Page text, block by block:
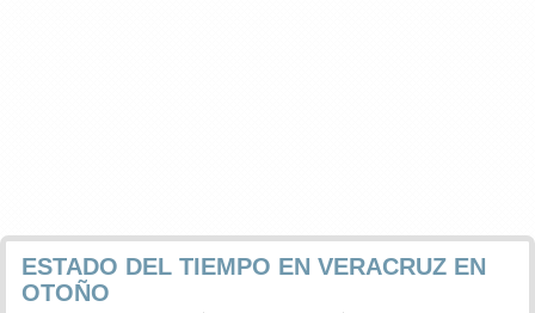
ESTADO DEL TIEMPO EN VERACRUZ EN
OTOÑO